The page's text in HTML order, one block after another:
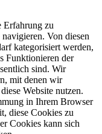
Erfahrung zu
Von diesen
kategorisiert werden,
Funktionieren der
sind. Wir
mit denen wir
Website nutzen.
in Ihrem Browser
diese Cookies zu
Cookies kann sich